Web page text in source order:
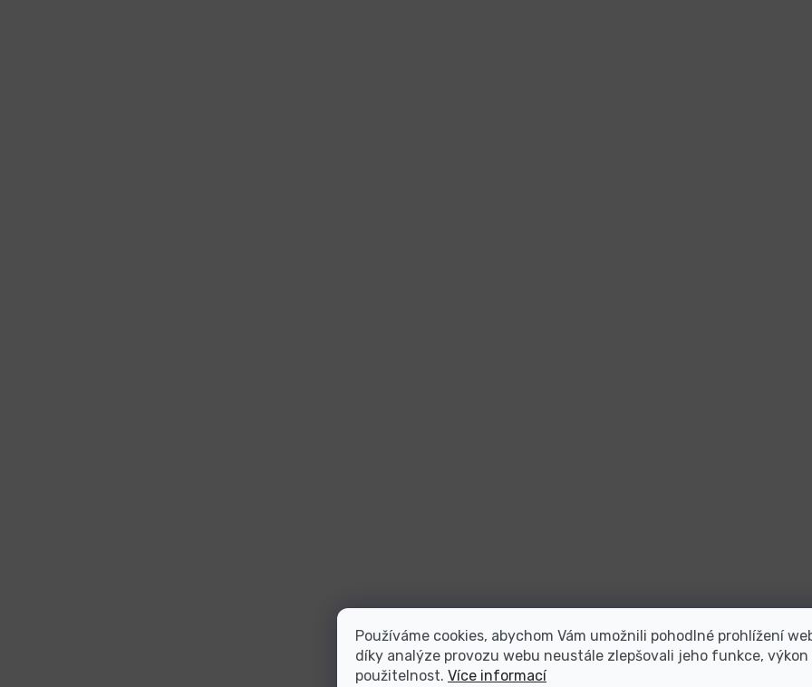
Používáme cookies, abychom Vám umožnili pohodlné prohlížení
díky analýze provozu webu neustále zlepšovali jeho funkce, výkon
použitelnost. Více informací